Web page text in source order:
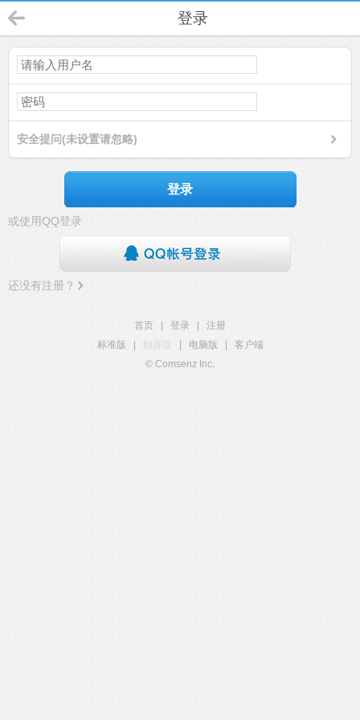
登录
安全提问(未设置请忽略)
登录
或使用QQ登录
还没有注册？
首页 登录
注册
标准版
触屏版 电脑版
客户端
© Comsenz Inc.